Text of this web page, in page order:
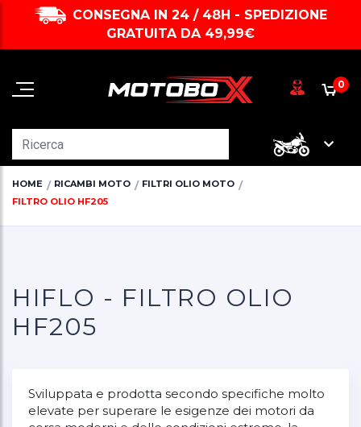
CONSEGNA IN 24 / 48H - SPEDIZIONE
GRATUITA DA 49,99€
0
HOME RICAMBI MOTO
FILTRI OLIO MOTO
FILTRO OLIO HF205
HIFLO - FILTRO OLIO
HF205
Sviluppata e prodotta secondo specifiche molto
elevate per superare le esigenze dei motori da